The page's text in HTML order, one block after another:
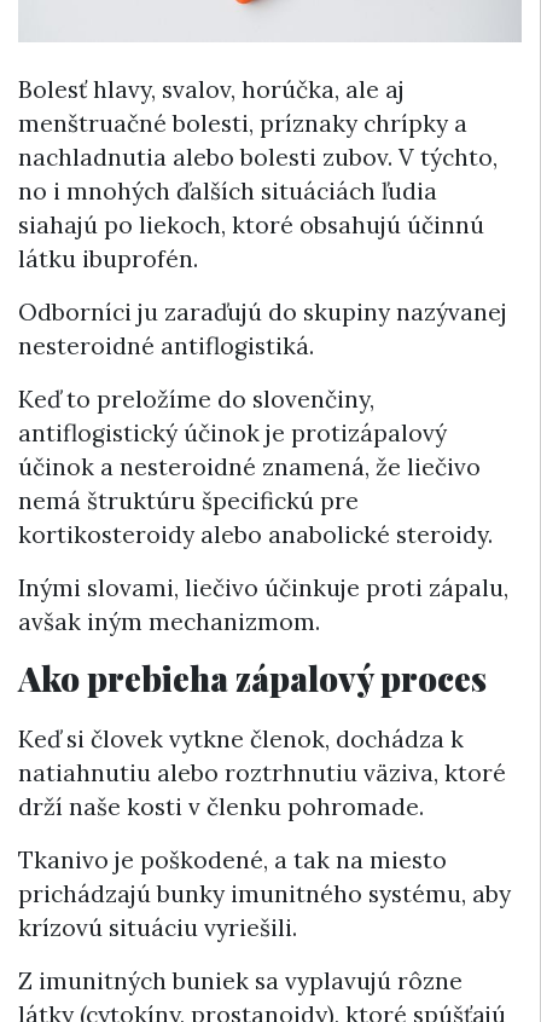
Bolesť hlavy, svalov, horúčka, ale aj
menštruačné bolesti, príznaky chrípky a
nachladnutia alebo bolesti zubov. V týchto,
no i mnohých ďalších situáciách ľudia
siahajú po liekoch, ktoré obsahujú účinnú
látku ibuprofén.
Odborníci ju zaraďujú do skupiny nazývanej
nesteroidné antiflogistiká.
Keď to preložíme do slovenčiny,
antiflogistický účinok je protizápalový
účinok a nesteroidné znamená, že liečivo
nemá štruktúru špecifickú pre
kortikosteroidy alebo anabolické steroidy.
Inými slovami, liečivo účinkuje proti zápalu,
avšak iným mechanizmom.
Ako prebieha zápalový proces
Keď si človek vytkne členok, dochádza k
natiahnutiu alebo roztrhnutiu väziva, ktoré
drží naše kosti v členku pohromade.
Tkanivo je poškodené, a tak na miesto
prichádzajú bunky imunitného systému, aby
krízovú situáciu vyriešili.
Z imunitných buniek sa vyplavujú rôzne
látky (cytokíny, prostanoidy), ktoré spúšťajú